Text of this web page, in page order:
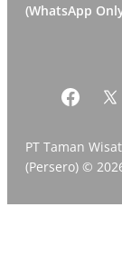
(WhatsApp
PT Taman
(Persero) ©